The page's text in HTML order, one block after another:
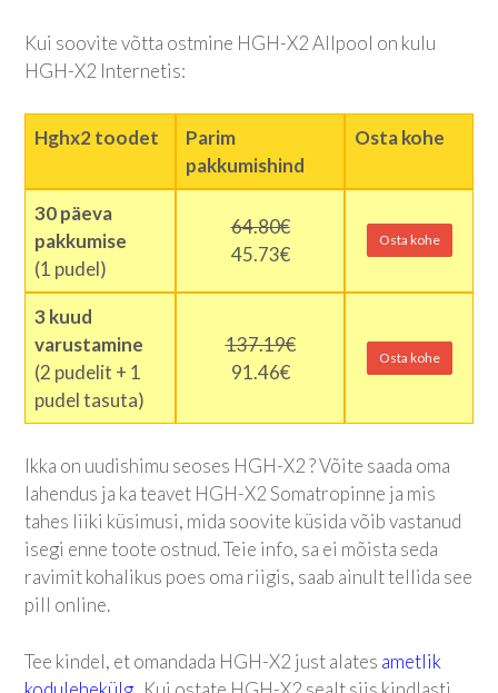
Kui soovite võtta ostmine HGH-X2 Allpool on kulu
HGH-X2 Internetis:
Hghx2 toodet
Parim
pakkumishind
Osta kohe
30 päeva
pakkumise
(1 pudel)
64.80€
45.73€
Osta kohe
3 kuud
varustamine
(2 pudelit + 1
pudel tasuta)
137.19€
91.46€
Osta kohe
Ikka on uudishimu seoses HGH-X2 ? Võite saada oma
lahendus ja ka teavet HGH-X2 Somatropinne ja mis
tahes liiki küsimusi, mida soovite küsida võib vastanud
isegi enne toote ostnud. Teie info, sa ei mõista seda
ravimit kohalikus poes oma riigis, saab ainult tellida see
pill online.
Tee kindel, et omandada HGH-X2 just alates ametlik